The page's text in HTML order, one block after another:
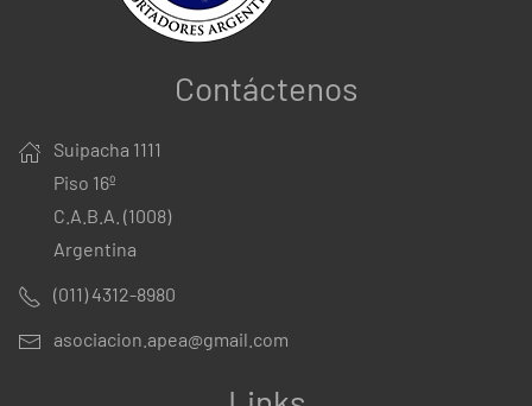
Contáctenos
Suipacha 1111
Piso 16º
C.A.B.A. (1008)
Argentina
(011) 4312-8980
asociacion.apea@gmail.com